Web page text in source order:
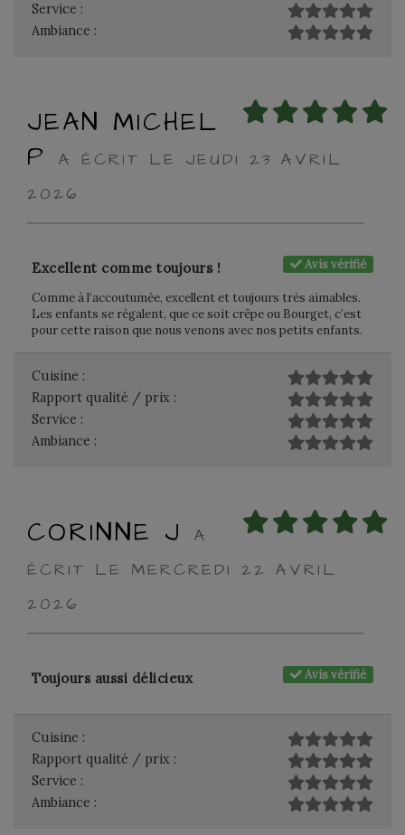
Service :
Ambiance :
JEAN MICHEL
P
A ÉCRIT LE JEUDI 23 AVRIL
2026
Avis vérifié
Excellent comme toujours !
Comme à l’accoutumée, excellent et toujours très aimables.
Les enfants se régalent, que ce soit crêpe ou Bourget, c’est
pour cette raison que nous venons avec nos petits enfants.
Cuisine :
Rapport qualité / prix :
Service :
Ambiance :
CORINNE J
A
ÉCRIT LE MERCREDI 22 AVRIL
2026
Avis vérifié
Toujours aussi délicieux
Cuisine :
Rapport qualité / prix :
Service :
Ambiance :